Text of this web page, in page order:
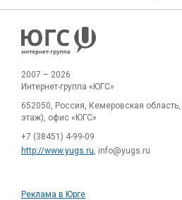
2007 – 2026
Интернет-группа «ЮГС»
652050, Россия, Кемеровская
этаж), офис «ЮГС»
+7 (38451) 4-99-09
http://www.yugs.ru , info@yugs.ru
Реклама в Юрге